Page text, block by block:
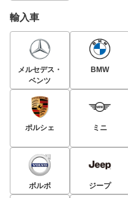
輸入車
メルセデス・
ベンツ
BMW
ポルシェ ミニ
ボルボ ジープ